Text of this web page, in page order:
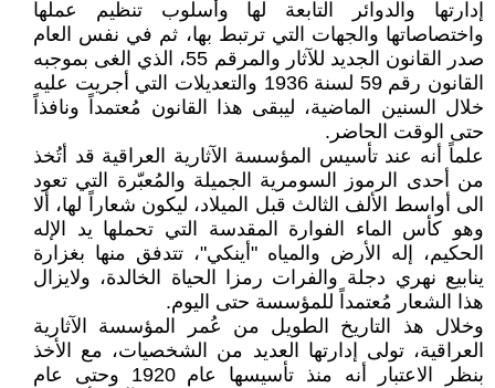
إدارتها والدوائر التابعة لها وأسلوب تنظيم عملها
واختصاصاتها والجهات التي ترتبط بها، ثم في نفس العام
صدر القانون الجديد للآثار والمرقم 55، الذي الغى بموجبه
القانون رقم 59 لسنة 1936 والتعديلات التي أجريت عليه
خلال السنين الماضية، ليبقى هذا القانون مُعتمداً ونافذاً
حتى الوقت الحاضر.
علماً أنه عند تأسيس المؤسسة الآثارية العراقية قد أتُخذ
من أحدى الرموز السومرية الجميلة والمُعبّرة التي تعود
الى أواسط الألف الثالث قبل الميلاد، ليكون شعاراً لها، ألا
وهو كأس الماء الفوارة المقدسة التي تحملها يد الإله
الحكيم، إله الأرض والمياه "أينكي"، تتدفق منها بغزارة
ينابيع نهري دجلة والفرات رمزا الحياة الخالدة، ولايزال
هذا الشعار مُعتمداً للمؤسسة حتى اليوم.
وخلال هذ التاريخ الطويل من عُمر المؤسسة الآثارية
العراقية، تولى إدارتها العديد من الشخصيات، مع الأخذ
بنظر الاعتبار أنه منذ تأسيسها عام 1920 وحتى عام